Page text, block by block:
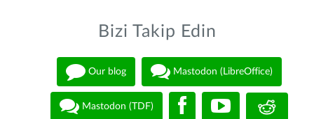
Bizi Takip Edin
Our blog Mastodon (LibreOffice)
Mastodon (TDF)